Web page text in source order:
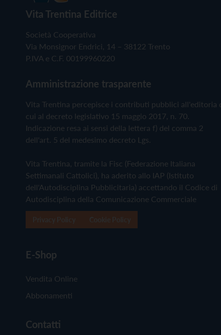
Vita Trentina Editrice
Società Cooperativa
Via Monsignor Endrici, 14 – 38122 Trento
P.IVA e C.F. 00199960220
Amministrazione trasparente
Vita Trentina percepisce i contributi pubblici all'editoria
cui al decreto legislativo 15 maggio 2017, n. 70.
Indicazione resa ai sensi della lettera f) del comma 2
dell'art. 5 del medesimo decreto Lgs.
Vita Trentina, tramite la Fisc (Federazione Italiana
Settimanali Cattolici), ha aderito allo IAP (Istituto
dell'Autodisciplina Pubblicitaria) accettando il Codice di
Autodisciplina della Comunicazione Commerciale
E-Shop
Vendita Online
Abbonamenti
Contatti